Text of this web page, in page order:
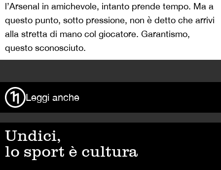
l’Arsenal in amichevole, intanto prende tempo. Ma a
questo punto, sotto pressione, non è detto che arrivi
alla stretta di mano col giocatore. Garantismo,
questo sconosciuto.
Leggi anche
Undici,
lo sport è cultura